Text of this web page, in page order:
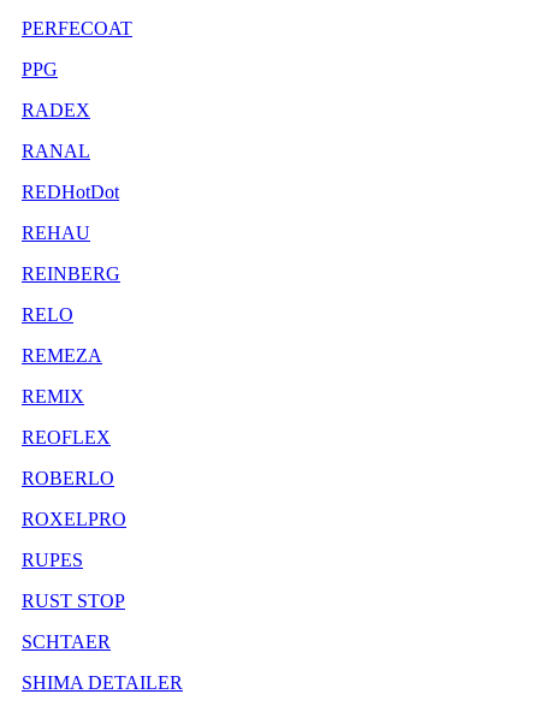
PERFECOAT
PPG
RADEX
RANAL
REDHotDot
REHAU
REINBERG
RELO
REMEZA
REMIX
REOFLEX
ROBERLO
ROXELPRO
RUPES
RUST STOP
SCHTAER
SHIMA DETAILER